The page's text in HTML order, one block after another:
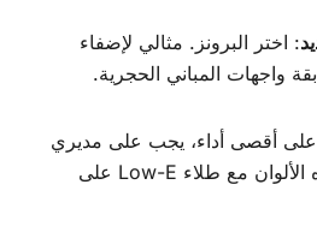
: اختر البرونز. مثالي لإضفاء
واجهات المباني الحجرية.
أقصى أداء، يجب على مديري
المشتريات دائمًا إقران هذه الألوان مع طلاء Low-E على